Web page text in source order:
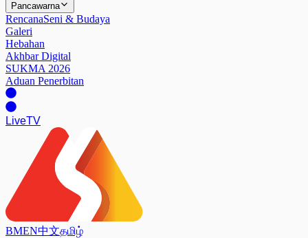
Pancawarna
RencanaSeni & Budaya
Galeri
Hebahan
Akhbar Digital
SUKMA 2026
Aduan Penerbitan
LiveTV
BMEN中文தமிழ்